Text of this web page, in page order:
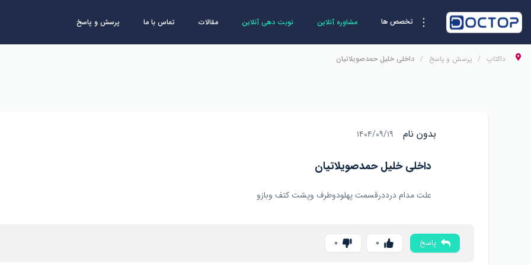
تخصص ها مشاوره آنلاین نوبت دهی آنلاین مقالات تماس با ما پرسش و پاسخ
داکتاپ پرسش و پاسخ داخلی خلیل حمدصویلاتیان
بدون نام ۱۴۰۴/۰۹/۱۹
داخلی خلیل حمدصویلاتیان
علت مدام درددرقسمت پهلودوطرف وپشت کتف وبازو
پاسخ 0
0